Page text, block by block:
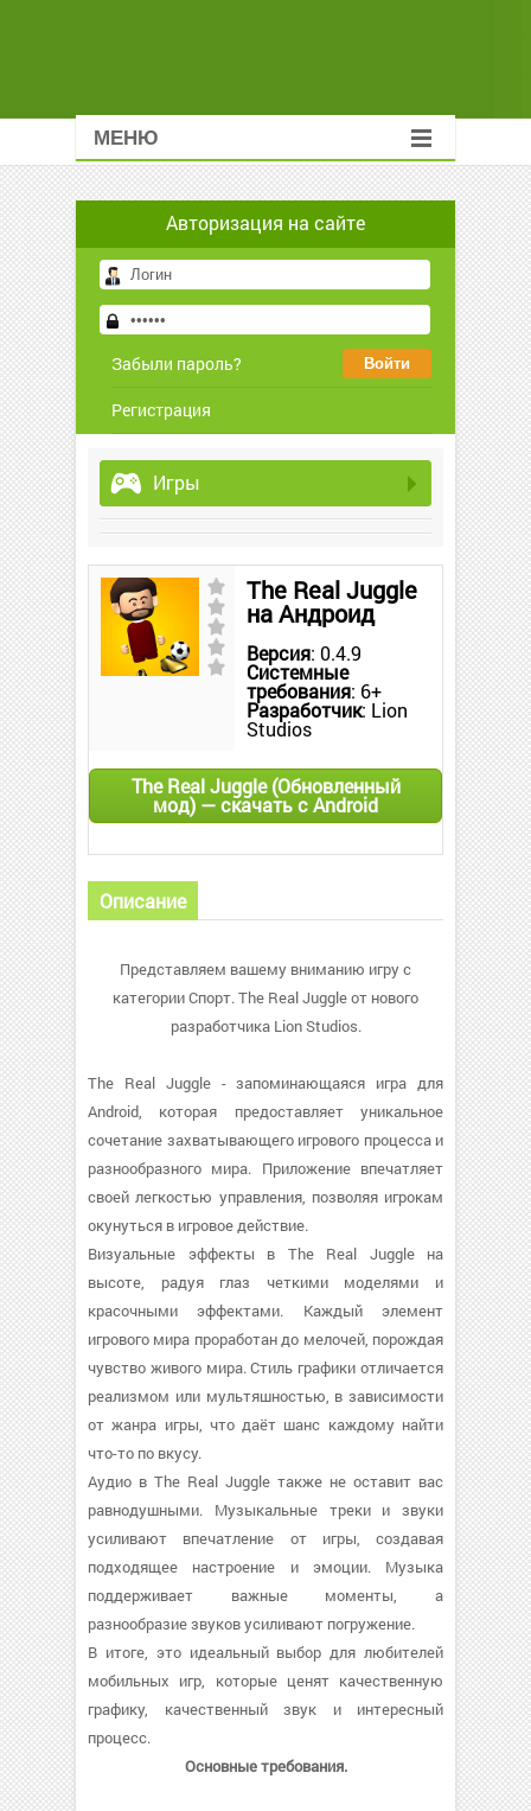
МЕНЮ
Авторизация на сайте
Забыли пароль?
Регистрация
Игры
The Real Juggle
на Андроид
Версия: 0.4.9
Системные
требования: 6+
Разработчик: Lion
Studios
The Real Juggle (Обновленный
мод) — скачать с Android
Описание
Представляем вашему вниманию игру с
категории Спорт. The Real Juggle от нового
разработчика Lion Studios.
The Real Juggle - запоминающаяся игра для
Android, которая предоставляет уникальное
сочетание захватывающего игрового процесса и
разнообразного мира. Приложение впечатляет
своей легкостью управления, позволяя игрокам
окунуться в игровое действие.
Визуальные эффекты в The Real Juggle на
высоте, радуя глаз четкими моделями и
красочными эффектами. Каждый элемент
игрового мира проработан до мелочей, порождая
чувство живого мира. Стиль графики отличается
реализмом или мультяшностью, в зависимости
от жанра игры, что даёт шанс каждому найти
что-то по вкусу.
Аудио в The Real Juggle также не оставит вас
равнодушными. Музыкальные треки и звуки
усиливают впечатление от игры, создавая
подходящее настроение и эмоции. Музыка
поддерживает важные моменты, а
разнообразие звуков усиливают погружение.
В итоге, это идеальный выбор для любителей
мобильных игр, которые ценят качественную
графику, качественный звук и интересный
процесс.
Основные требования.